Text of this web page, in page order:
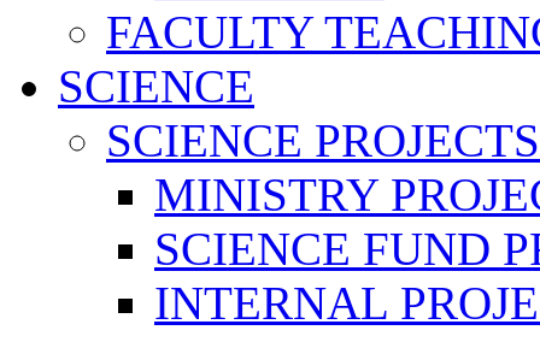
FACULTY
SCIENCE
SCIENCE PROJECTS
MINISTRY
SCIENCE FUND
INTERNAL